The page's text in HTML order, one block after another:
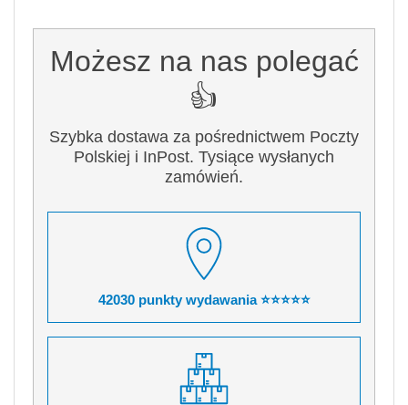
Możesz na nas polegać
👍
Szybka dostawa za pośrednictwem Poczty
Polskiej i InPost. Tysiące wysłanych
zamówień.
42030 punkty wydawania ⭐⭐⭐⭐⭐